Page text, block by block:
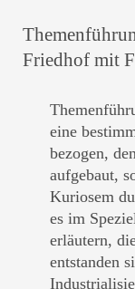
Friedhof mit
eine
bezogen,
aufgebaut,
Kuriosem
es im
erläutern,
entstanden